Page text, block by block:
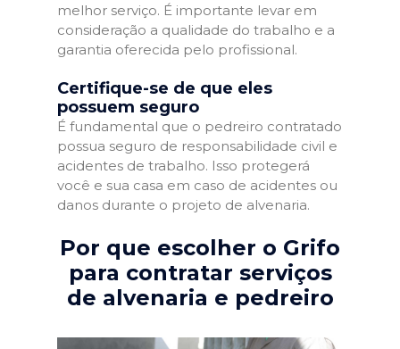
melhor serviço. É importante levar em
consideração a qualidade do trabalho e a
garantia oferecida pelo profissional.
Certifique-se de que eles
possuem seguro
É fundamental que o pedreiro contratado
possua seguro de responsabilidade civil e
acidentes de trabalho. Isso protegerá
você e sua casa em caso de acidentes ou
danos durante o projeto de alvenaria.
Por que escolher o Grifo
para contratar serviços
de alvenaria e pedreiro